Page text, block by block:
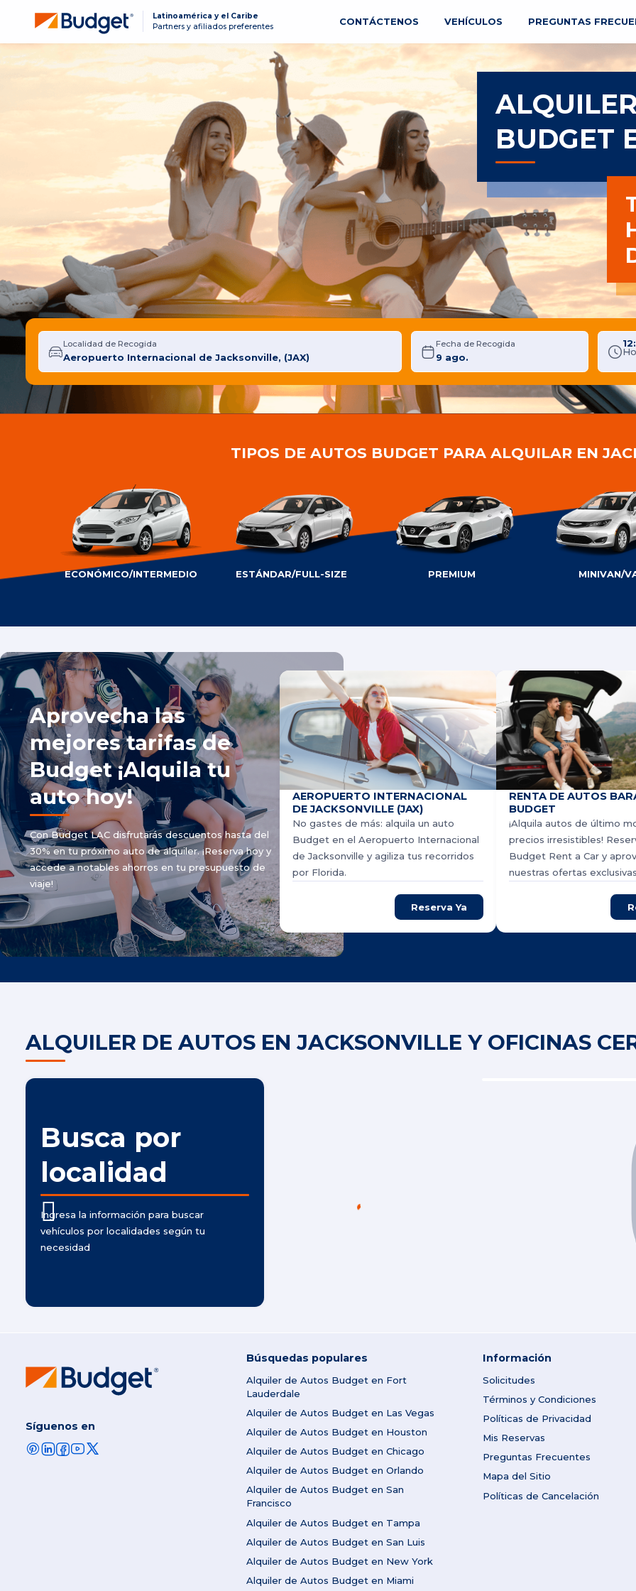
Latinoamérica y el Caribe
Partners y afiliados preferentes
CONTÁCTENOS VEHÍCULOS PREGUNTAS
BUDGET
Localidad de Recogida Fecha de Recogida
TIPOS DE AUTOS BUDGET PARA ALQUILAR EN
ECONÓMICO/INTERMEDIO ESTÁNDAR/FULL-SIZE PREMIUM MINIVAN/
Aprovecha las
mejores tarifas de
Budget ¡Alquila tu
auto hoy!
Con Budget LAC disfrutarás descuentos hasta del
30% en tu próximo auto de alquiler. ¡Reserva hoy y
accede a notables ahorros en tu presupuesto de
viaje!
AEROPUERTO INTERNACIONAL
DE JACKSONVILLE (JAX)
No gastes de más: alquila un auto
Budget en el Aeropuerto Internacional
de Jacksonville y agiliza tus recorridos
por Florida.
Reserva Ya
RENTA DE AUTOS
BUDGET
¡Alquila autos de último
precios irresistibles!
Budget Rent a Car y
nuestras ofertas
ALQUILER DE AUTOS EN JACKSONVILLE Y OFICINAS
Busca por
localidad
Ingresa la información para buscar
vehículos por localidades según tu
necesidad
Síguenos en
Búsquedas populares
Alquiler de Autos Budget en Fort
Lauderdale
Alquiler de Autos Budget en Las Vegas
Alquiler de Autos Budget en Houston
Alquiler de Autos Budget en Chicago
Alquiler de Autos Budget en Orlando
Alquiler de Autos Budget en San
Francisco
Alquiler de Autos Budget en Tampa
Alquiler de Autos Budget en San Luis
Alquiler de Autos Budget en New York
Alquiler de Autos Budget en Miami
Información
Solicitudes
Términos y Condiciones
Políticas de Privacidad
Mis Reservas
Preguntas Frecuentes
Mapa del Sitio
Políticas de Cancelación